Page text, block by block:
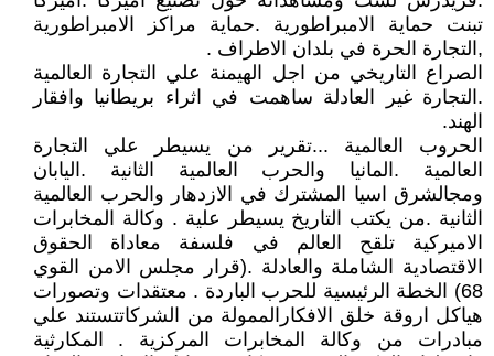
تبنت حماية الامبراطورية .حماية مراكز الامبراطورية
,التجارة الحرة في بلدان الاطراف .
الصراع التاريخي من اجل الهيمنة علي التجارة العالمية
.التجارة غير العادلة ساهمت في اثراء بريطانيا وافقار
الهند.
الحروب العالمية ...تقرير من يسيطر علي التجارة
العالمية .المانيا والحرب العالمية الثانية .اليابان
ومجالشرق اسيا المشترك في الازدهار والحرب العالمية
الثانية .من يكتب التاريخ يسيطر علية . وكالة المخابرات
الاميركية تلقح العالم في فلسفة معاداة الحقوق
الاقتصادية الشاملة والعادلة .(قرار مجلس الامن القوي
68) الخطة الرئيسية للحرب الباردة . معتقدات وتصورات
هياكل اروقة خلق الافكارالممولة من الشركاتتستند علي
مبادرات من وكالة المخابرات المركزية . المكارثية